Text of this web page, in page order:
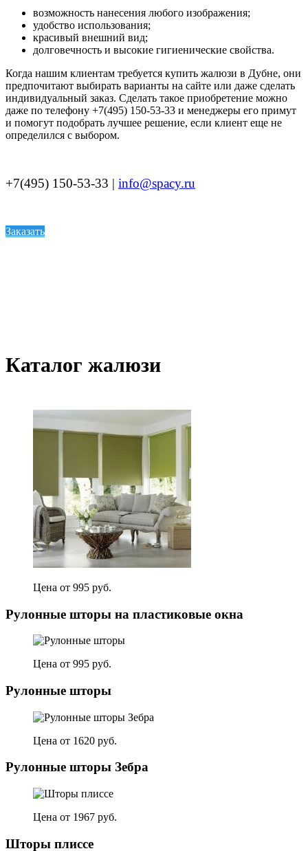
возможность нанесения любого изображения;
удобство использования;
красивый внешний вид;
долговечность и высокие гигиенические свойства.
Когда нашим клиентам требуется купить жалюзи в Дубне, они
предпочитают выбирать варианты на сайте или даже сделать
индивидуальный заказ. Сделать такое приобретение можно
даже по телефону +7(495) 150-53-33 и менеджеры его примут
и помогут подобрать лучшее решение, если клиент еще не
определился с выбором.
+7(495) 150-53-33 | info@spacy.ru
Заказать
Каталог жалюзи
Цена от 995 руб.
Рулонные шторы на пластиковые окна
Цена от 995 руб.
Рулонные шторы
Цена от 1620 руб.
Рулонные шторы Зебра
Цена от 1967 руб.
Шторы плиссе